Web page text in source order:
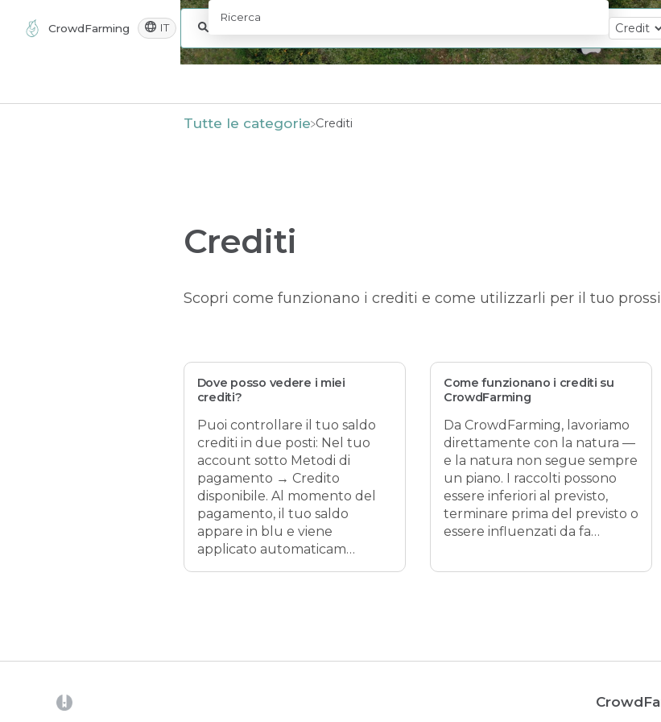
CrowdFarming IT
Tutte le categorie ​Crediti
Crediti
Scopri come funzionano i crediti e come utilizzarli per il tuo
Dove posso vedere i miei
crediti?
Puoi controllare il tuo saldo
crediti in due posti: Nel tuo
account sotto Metodi di
pagamento → Credito
disponibile. Al momento del
pagamento, il tuo saldo
appare in blu e viene
applicato automaticam…
Come funzionano i crediti su
CrowdFarming
Da CrowdFarming, lavoriamo
direttamente con la natura —
e la natura non segue sempre
un piano. I raccolti possono
essere inferiori al previsto,
terminare prima del previsto o
essere influenzati da fa…